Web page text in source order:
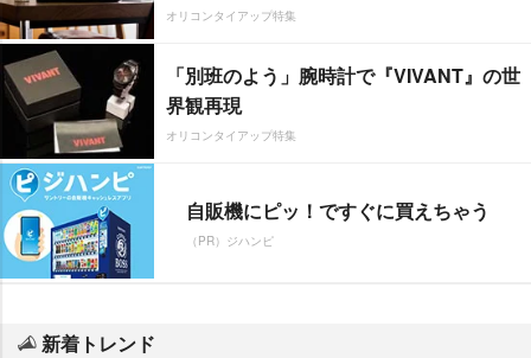
オリコンタイアップ特集
「別班のよう」腕時計で『VIVANT』の世
界観再現
オリコンタイアップ特集
自販機にピッ！ですぐに買えちゃう
（PR）ジハンピ
新着トレンド